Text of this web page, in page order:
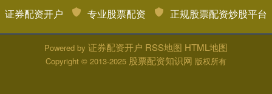
证券配资开户 专业股票配资 正规股票配资炒股平台
Powered by 证券配资开户 RSS地图 HTML地图
Copyright © 2013-2025 股票配资知识网 版权所有